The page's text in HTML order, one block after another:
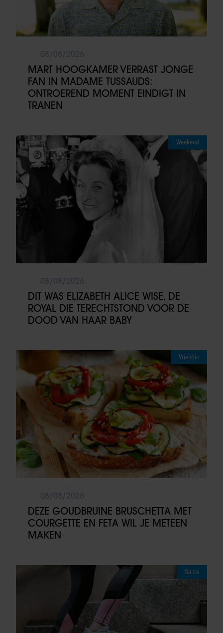
MART HOOGKAMER VERRAST JONGE
FAN IN MADAME TUSSAUDS:
ONTROEREND MOMENT EINDIGT IN
TRANEN
Weekend
DIT WAS ELIZABETH ALICE WISE, DE
ROYAL DIE TERECHTSTOND VOOR DE
DOOD VAN HAAR BABY
Vriendin
DEZE GOUDBRUINE BRUSCHETTA MET
COURGETTE EN FETA WIL JE METEEN
MAKEN
Sante